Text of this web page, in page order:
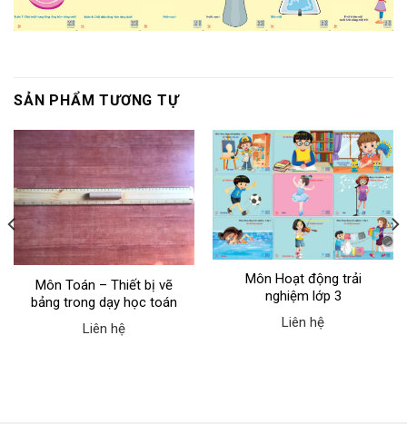
SẢN PHẨM TƯƠNG TỰ
Môn Toán – Thiết bị vẽ
bảng trong dạy học toán
Liên hệ
Môn Hoạt động trải
nghiệm lớp 3
Liên hệ